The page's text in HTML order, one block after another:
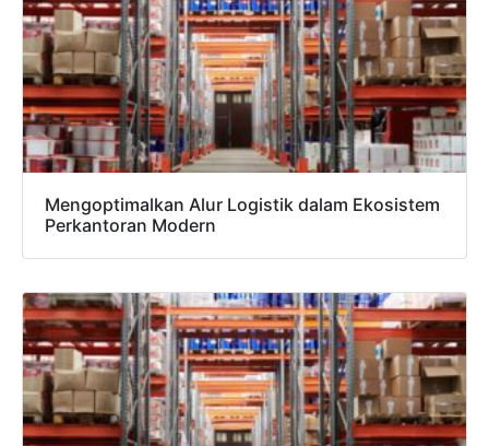
Mengoptimalkan Alur Logistik dalam Ekosistem
Perkantoran Modern